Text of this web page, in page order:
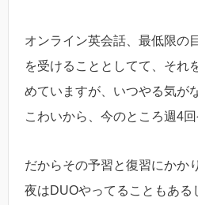
オンライン英会話、最低限の
を受けることとしてて、それ
めていますが、いつやる気が
こわいから、今のところ週4回
だからその予習と復習にかか
夜はDUOやってることもある